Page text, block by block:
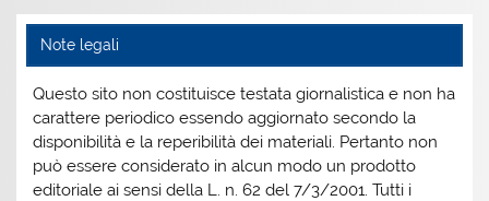
Note legali
Questo sito non costituisce testata giornalistica e non ha
carattere periodico essendo aggiornato secondo la
disponibilità e la reperibilità dei materiali. Pertanto non
può essere considerato in alcun modo un prodotto
editoriale ai sensi della L. n. 62 del 7/3/2001. Tutti i